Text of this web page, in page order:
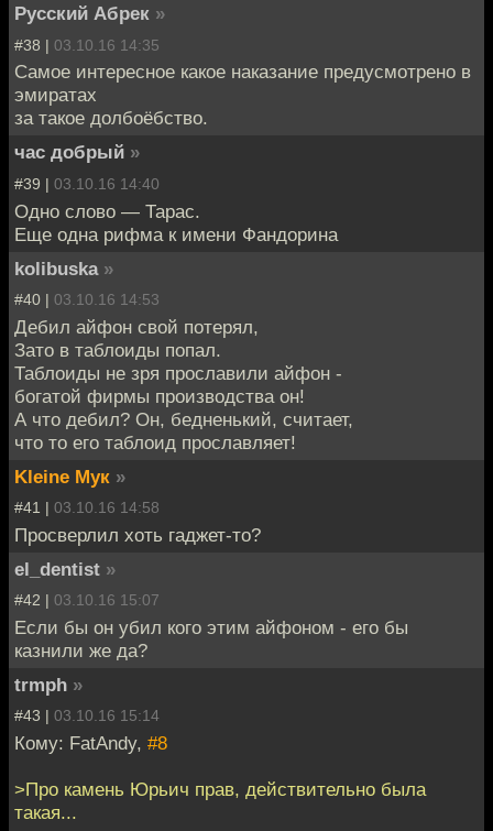
Русский Абрек »
#38 | 03.10.16 14:35
Самое интересное какое наказание предусмотрено в
эмиратах
за такое долбоёбство.
час добрый »
#39 | 03.10.16 14:40
Одно слово — Тарас.
Еще одна рифма к имени Фандорина
kolibuska »
#40 | 03.10.16 14:53
Дебил айфон свой потерял,
Зато в таблоиды попал.
Таблоиды не зря прославили айфон -
богатой фирмы производства он!
А что дебил? Он, бедненький, считает,
что то его таблоид прославляет!
Kleine Мук »
#41 | 03.10.16 14:58
Просверлил хоть гаджет-то?
el_dentist »
#42 | 03.10.16 15:07
Если бы он убил кого этим айфоном - его бы
казнили же да?
trmph »
#43 | 03.10.16 15:14
Кому: FatAndy, #8
>Про камень Юрьич прав, действительно была
такая...